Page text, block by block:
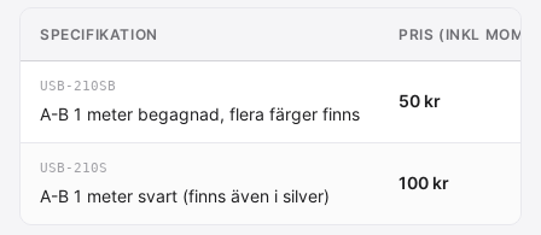
SPECIFIKATION PRIS (INKL MOMS)
USB-210SB
A-B 1 meter begagnad, flera färger finns
50 kr
USB-210S
A-B 1 meter svart (finns även i silver)
100 kr